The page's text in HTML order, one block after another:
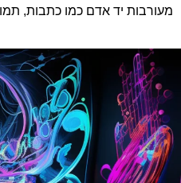
מעורבות יד אדם כמו כתבות,